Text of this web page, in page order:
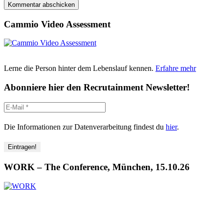
Cammio Video Assessment
Lerne die Person hinter dem Lebenslauf kennen. Erfahre mehr
Abonniere hier den Recrutainment Newsletter!
Die Informationen zur Datenverarbeitung findest du hier.
WORK – The Conference, München, 15.10.26